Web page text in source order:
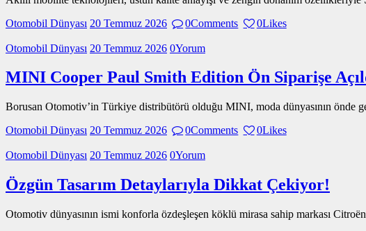
Otomobil Dünyası 20 Temmuz 2026 0Comments 0Likes
Otomobil Dünyası 20 Temmuz 2026 0Yorum
MINI Cooper Paul Smith Edition Ön Siparişe
Borusan Otomotiv’in Türkiye distribütörü olduğu MINI, moda dünyasının önde
Otomobil Dünyası 20 Temmuz 2026 0Comments 0Likes
Otomobil Dünyası 20 Temmuz 2026 0Yorum
Özgün Tasarım Detaylarıyla Dikkat Çekiyor!
Otomotiv dünyasının ismi konforla özdeşleşen köklü mirasa sahip markası